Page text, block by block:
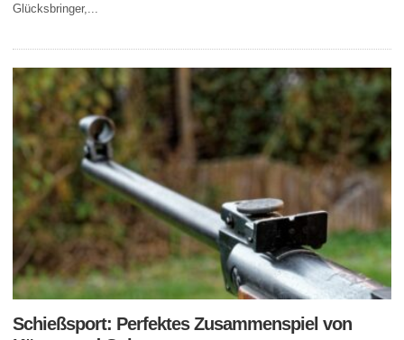
Glücksbringer,...
Schießsport: Perfektes Zusammenspiel von